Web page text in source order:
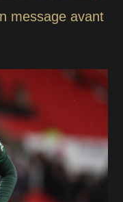
message avant